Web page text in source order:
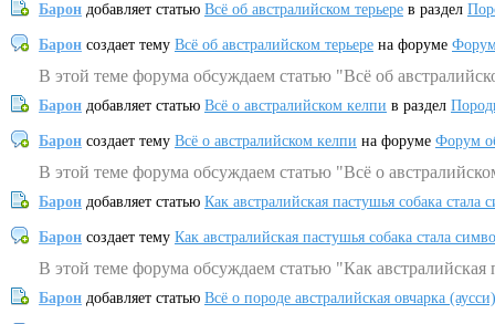
Барон добавляет статью Всё об австралийском терьере в раздел
Барон создает тему Всё об австралийском терьере на форуме
В этой теме форума обсуждаем статью "Всё об
Барон добавляет статью Всё о австралийском келпи в раздел
Барон создает тему Всё о австралийском келпи на форуме Форум
В этой теме форума обсуждаем статью "Всё о
Барон добавляет статью Как австралийская пастушья собака
Барон создает тему Как австралийская пастушья собака стала
В этой теме форума обсуждаем статью "Как
Барон добавляет статью Всё о породе австралийская овчарка (аусси)